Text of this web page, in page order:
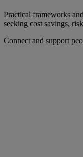
Practical frameworks
seeking cost savings,
Connect and support